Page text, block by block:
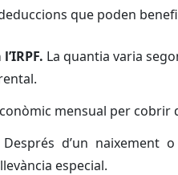
que poden
La quantia varia
mensual per cobrir
Després d’un naixement
especial.